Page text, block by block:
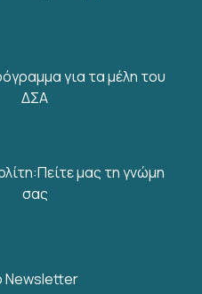
για τα μέλη του
ΔΣΑ
μας τη γνώμη
σας
Newsletter